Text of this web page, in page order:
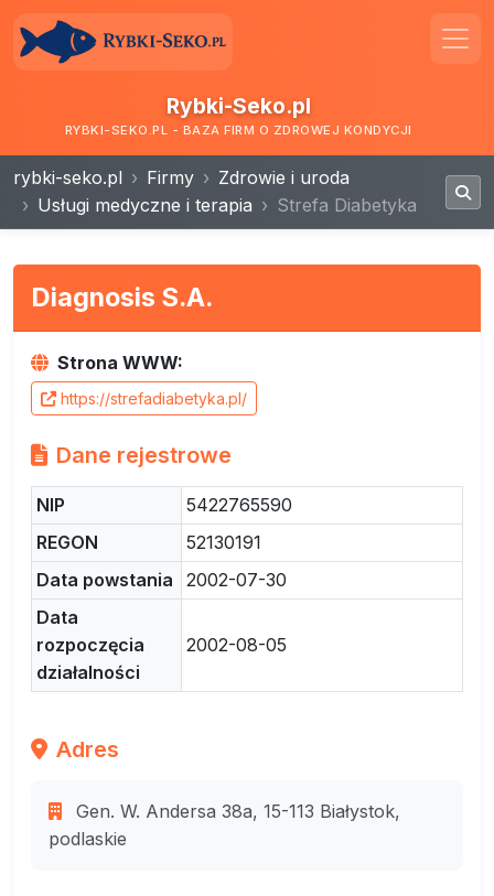
Rybki-Seko.pl
RYBKI-SEKO.PL - BAZA FIRM O ZDROWEJ KONDYCJI
rybki-seko.pl Firmy
Zdrowie i uroda
Usługi medyczne i terapia
Strefa Diabetyka
Diagnosis S.A.
Strona WWW:
https://strefadiabetyka.pl/
Dane rejestrowe
NIP
5422765590
REGON
52130191
Data powstania
2002-07-30
Data
rozpoczęcia
działalności
2002-08-05
Adres
Gen. W. Andersa 38a, 15-113 Białystok,
podlaskie